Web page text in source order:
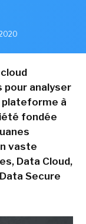
pour analyser
plateforme à
fondée
vaste
Data Cloud,
Secure